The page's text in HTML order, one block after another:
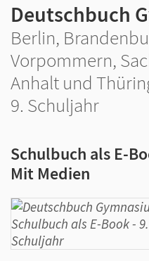
Deutschbuch
Berlin,
Vorpommern,
Anhalt und
9. Schuljahr
Schulbuch als E-
Mit Medien